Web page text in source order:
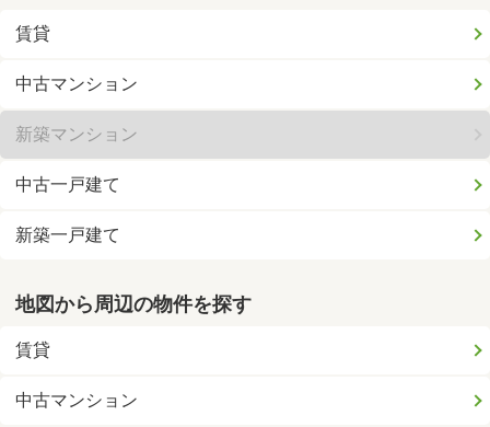
賃貸
中古マンション
新築マンション
中古一戸建て
新築一戸建て
地図から周辺の物件を探す
賃貸
中古マンション